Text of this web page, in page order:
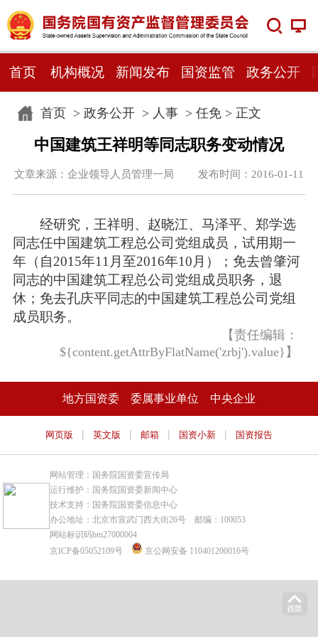
首页 机构概况 新闻发布 国资监管 政务公开
首页> 政务公开> 人事> 任免> 正文
中国建筑王祥明等同志职务变动情况
文章来源：企业领导人员管理一局 发布时间：2016-01-11
经研究，王祥明、赵晓江、马泽平、郑学选
同志任中国建筑工程总公司党组成员，试用期一
年（自2015年11月至2016年10月）；免去曾肇河
同志的中国建筑工程总公司党组成员职务，退
休；免去孔庆平同志的中国建筑工程总公司党组
成员职务。
【责任编辑：
${content.getAttrByFlatName('zrbj').value}】
地方国资委 委属事业单位 中央企业
网页版 | 英文版 | 邮箱 | 国资小新 | 国资报告
网站管理：国务院国资委宣传局
运行维护：国务院国资委新闻中心
技术支持：国务院国资委信息中心
办公地址：北京市宣武门西大街26号 邮编：100053
网站标识码bm27000004
京ICP备05052109号
京公网安备 110401200016号